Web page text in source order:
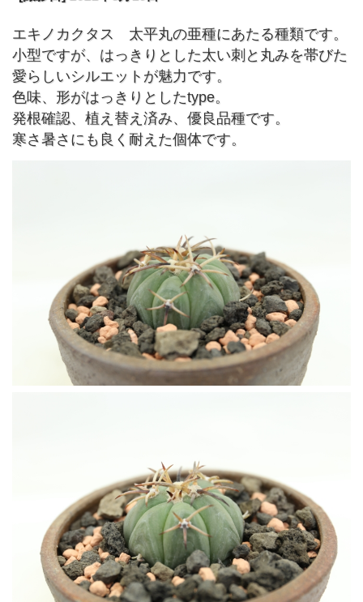
エキノカクタス 太平丸の亜種にあたる種類です。
小型ですが、はっきりとした太い刺と丸みを帯びた
愛らしいシルエットが魅力です。
色味、形がはっきりとしたtype。
発根確認、植え替え済み、優良品種です。
寒さ暑さにも良く耐えた個体です。